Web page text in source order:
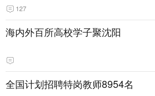
127
海内外百所高校学子聚沈阳
全国计划招聘特岗教师8954名